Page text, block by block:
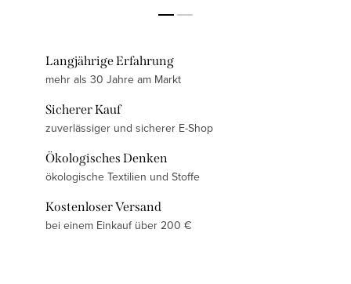
Langjährige Erfahrung
mehr als 30 Jahre am Markt
Sicherer Kauf
zuverlässiger und sicherer E-Shop
Ökologisches Denken
ökologische Textilien und Stoffe
Kostenloser Versand
bei einem Einkauf über 200 €